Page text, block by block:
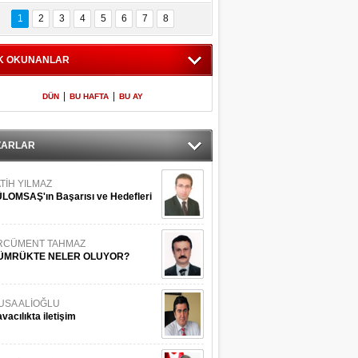
İstanbul
Adaları
600 milletvekilinin
listesi
1 2 3 4 5 6 7 8
OKUNANLAR
DÜN BU HAFTA BU AY
YILMAZ
Başarısı ve Hedefleri
TAHMAZ
NELER OLUYOR?
ALİOĞLU
iletişim